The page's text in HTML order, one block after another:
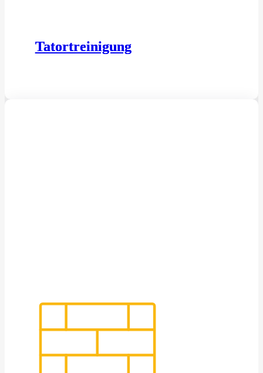
Tatortreinigung